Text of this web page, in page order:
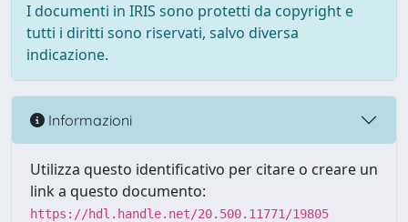
I documenti in IRIS sono protetti da copyright e
tutti i diritti sono riservati, salvo diversa
indicazione.
Informazioni
Utilizza questo identificativo per citare o creare un
link a questo documento:
https://hdl.handle.net/20.500.11771/19805